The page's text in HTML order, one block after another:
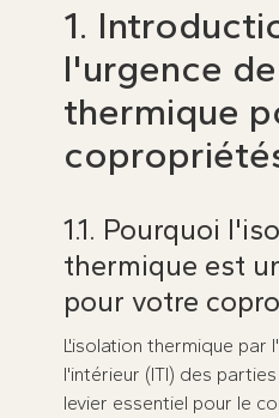
1.
l'urgence
thermique
1.1. Pourquoi
thermique est
pour votre
L'isolation thermique par
l'intérieur (ITI) des
levier essentiel pour le